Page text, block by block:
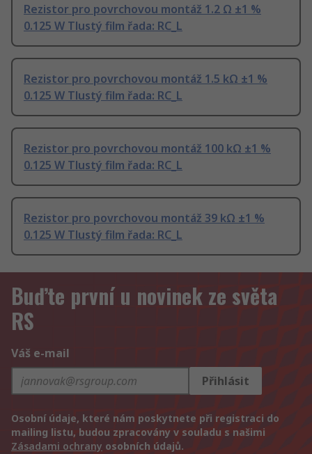
Rezistor pro povrchovou montáž 1.2 Ω ±1 %
0.125 W Tlustý film řada: RC_L
Rezistor pro povrchovou montáž 1.5 kΩ ±1 %
0.125 W Tlustý film řada: RC_L
Rezistor pro povrchovou montáž 100 kΩ ±1 %
0.125 W Tlustý film řada: RC_L
Rezistor pro povrchovou montáž 39 kΩ ±1 %
0.125 W Tlustý film řada: RC_L
Buďte první u novinek ze světa
RS
Váš e-mail
Přihlásit
Osobní údaje, které nám poskytnete při registraci do
mailing listu, budou zpracovány v souladu s našimi
Zásadami ochrany osobních údajů.